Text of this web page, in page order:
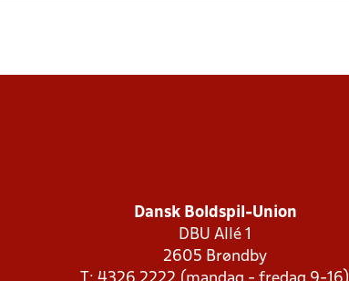
Dansk Boldspil-Union
DBU Allé 1
2605 Brøndby